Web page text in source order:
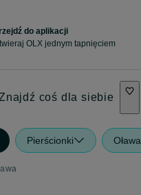
do aplikacji
OLX jednym tapnięciem
coś dla siebie
Pierścionki Oława